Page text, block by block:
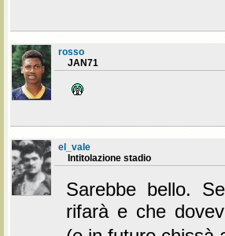
rosso
JAN71
el_vale
Intitolazione stadio
Sarebbe bello.
rifarà e che